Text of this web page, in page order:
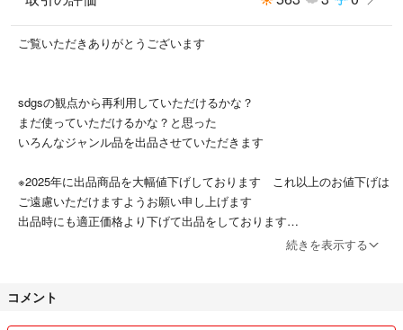
ご覧いただきありがとうございます
sdgsの観点から再利用していただけるかな？
まだ使っていただけるかな？と思った
いろんなジャンル品を出品させていただきます
※2025年に出品商品を大幅値下げしております これ以上のお値下げは
ご遠慮いただけますようお願い申し上げます
出品時にも適正価格より下げて出品をしております
お値下げ希望に関するコメントにはご回答を控えさせていただくことが
続きを表示する
コメント